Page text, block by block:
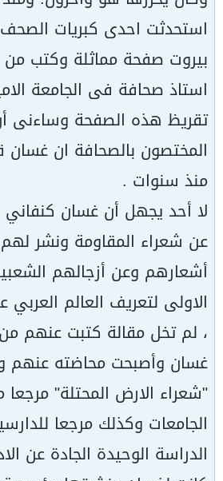
استحدثت احدى كبريات
بيروت صفحة مماثلة وكتب
استاذ صحافة فى الجامعة
تقريظ هذه الصفحة وساءنى
المختصون بالصحافة ان غسان
منذ سنوات .
لا أحد يجهل أن غسان
عن شعراء المقاومة ونشر
أشعارهم وعن أزجالهم
الاولى لتعريف العالم
، لم تخل مقالة كتبت عنهم
غسان وأصبحت محاضته عنهم
"شعراء الارض المحتلة"
الجامعات وكذلك مرجعا
الدراسة الوحيدة الجادة عن